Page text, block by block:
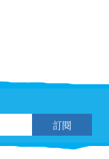
訂閱